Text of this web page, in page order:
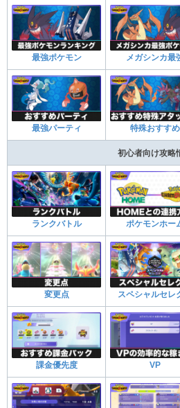
最強ポケモン メガシンカ最
最強パーティ 特殊おすすめ
初心者向け攻略
ランクバトル ポケモンホー
変更点 スペシャルセレ
課金優先度 VP